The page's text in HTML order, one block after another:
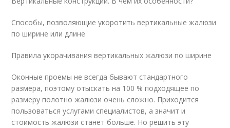
Способы, позволяющие укоротить вертикальные жалюзи
по ширине или длине
Правила укорачивания вертикальных жалюзи по ширине
Оконные проемы не всегда бывают стандартного
размера, поэтому отыскать на 100 % подходящее по
размеру полотно жалюзи очень сложно. Приходится
пользоваться услугами специалистов, а значит и
стоимость жалюзи станет больше. Но решить эту